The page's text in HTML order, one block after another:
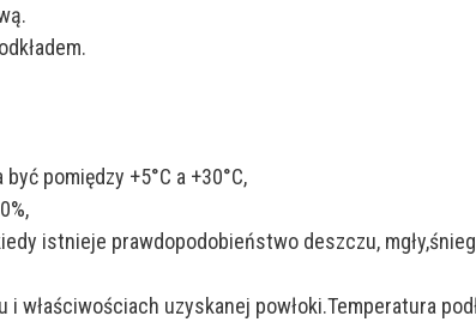
pomiędzy +5°C a +30°C,
istnieje prawdopodobieństwo deszczu,
uzyskanej powłoki.Temperatura